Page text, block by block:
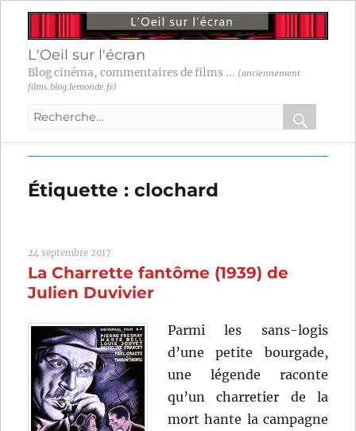
L'Oeil sur l'écran
Blog cinéma, commentaires de films ... (anciennement
films.blog.lemonde.fr)
Recherche
:
OK
Étiquette :clochard
24 septembre 2017
La Charrette fantôme (1939) de
Julien Duvivier
Parmi les sans-logis
d’une petite bourgade,
une légende raconte
qu’un charretier de la
mort hante la campagne